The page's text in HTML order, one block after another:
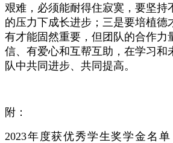
艰难，必须能耐得住寂寞，要坚持
的压力下成长进步；三是要培植德
有才能固然重要，但团队的合作力
信、有爱心和互帮互助，在学习和
队中共同进步、共同提高。
附：
2023年度获优秀学生奖学金名